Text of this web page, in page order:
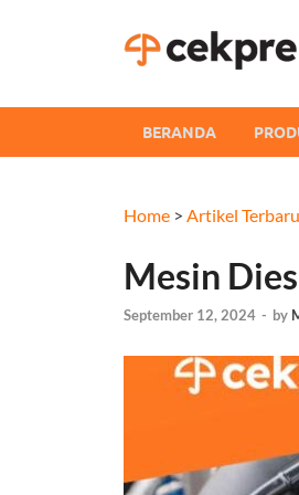
BERANDA
Home > Artikel Terbaru
Mesin
September 12, 2024 - by